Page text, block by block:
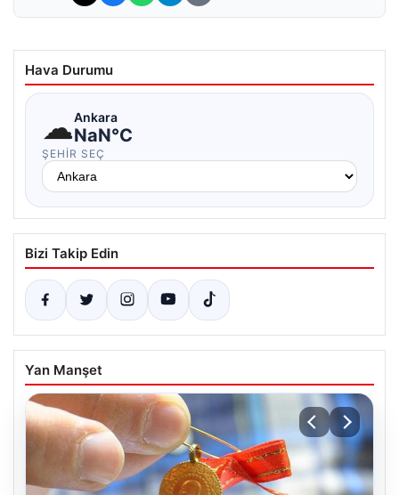
Hava Durumu
☁Ankara
NaN°C
ŞEHIR SEÇ
Bizi Takip Edin
Yan Manşet